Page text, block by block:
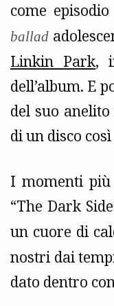
come
ballad
Linkin Park,
dell’album. E
del suo
di un disco
I momenti più
“The Dark
un cuore di
nostri dai
dato dentro